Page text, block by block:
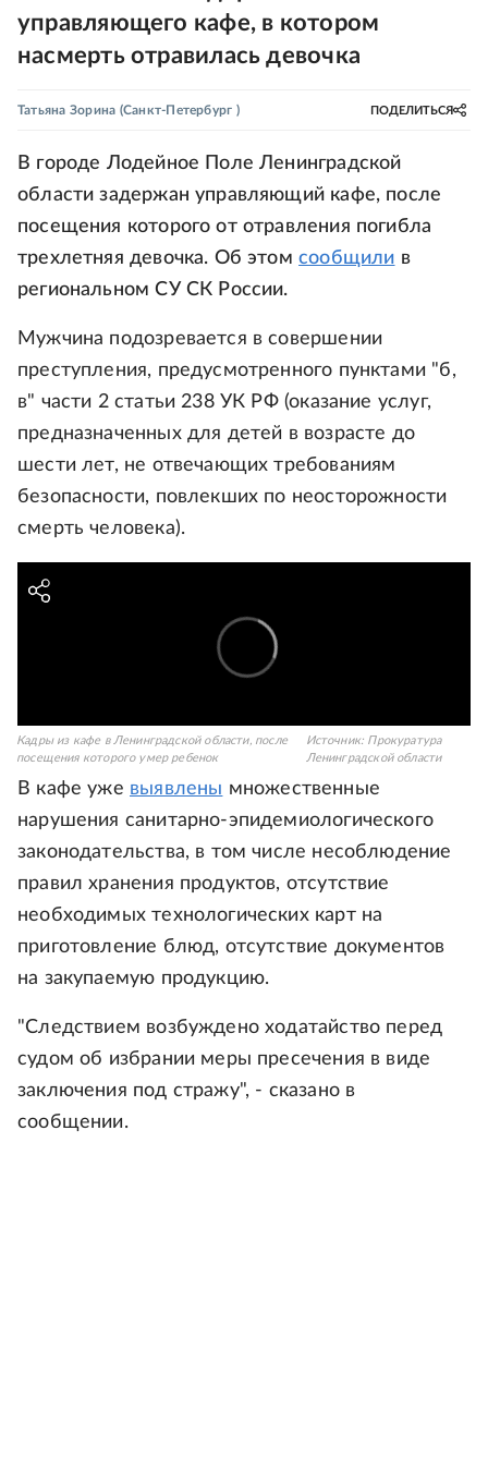
управляющего кафе, в котором
насмерть отравилась девочка
Татьяна Зорина (Санкт-Петербург ) ПОДЕЛИТЬСЯ
В городе Лодейное Поле Ленинградской
области задержан управляющий кафе, после
посещения которого от отравления погибла
трехлетняя девочка. Об этомсообщили в
региональном СУ СК России.
Мужчина подозревается в совершении
преступления, предусмотренного пунктами "б,
в" части 2 статьи 238 УК РФ (оказание услуг,
предназначенных для детей в возрасте до
шести лет, не отвечающих требованиям
безопасности, повлекших по неосторожности
смерть человека).
Кадры из кафе в Ленинградской области, после
посещения которого умер ребенок
Источник: Прокуратура
Ленинградской области
В кафе уже выявлены множественные
нарушения санитарно-эпидемиологического
законодательства, в том числе несоблюдение
правил хранения продуктов, отсутствие
необходимых технологических карт на
приготовление блюд, отсутствие документов
на закупаемую продукцию.
"Следствием возбуждено ходатайство перед
судом об избрании меры пресечения в виде
заключения под стражу", - сказано в
сообщении.